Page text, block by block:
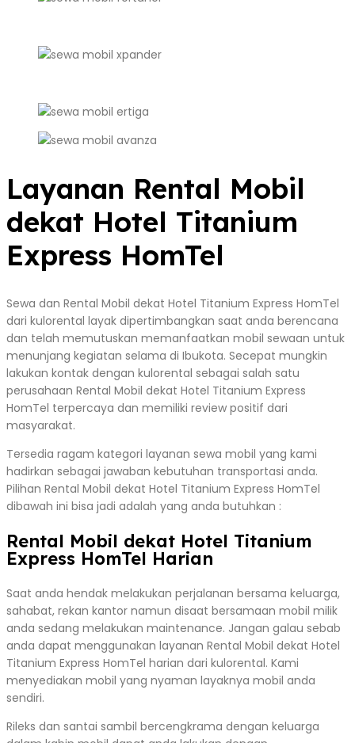
Layanan Rental Mobil
dekat Hotel Titanium
Express HomTel
Sewa dan Rental Mobil dekat Hotel Titanium Express HomTel
dari kulorental layak dipertimbangkan saat anda berencana
dan telah memutuskan memanfaatkan mobil sewaan untuk
menunjang kegiatan selama di Ibukota. Secepat mungkin
lakukan kontak dengan kulorental sebagai salah satu
perusahaan Rental Mobil dekat Hotel Titanium Express
HomTel terpercaya dan memiliki review positif dari
masyarakat.
Tersedia ragam kategori layanan sewa mobil yang kami
hadirkan sebagai jawaban kebutuhan transportasi anda.
Pilihan Rental Mobil dekat Hotel Titanium Express HomTel
dibawah ini bisa jadi adalah yang anda butuhkan :
Rental Mobil dekat Hotel Titanium
Express HomTel Harian
Saat anda hendak melakukan perjalanan bersama keluarga,
sahabat, rekan kantor namun disaat bersamaan mobil milik
anda sedang melakukan maintenance. Jangan galau sebab
anda dapat menggunakan layanan Rental Mobil dekat Hotel
Titanium Express HomTel harian dari kulorental. Kami
menyediakan mobil yang nyaman layaknya mobil anda
sendiri.
Rileks dan santai sambil bercengkrama dengan keluarga